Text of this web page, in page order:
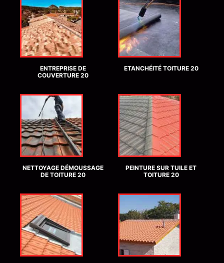
ENTREPRISE DE
COUVERTURE 20
ETANCHÉITÉ TOITURE 20
NETTOYAGE DÉMOUSSAGE
DE TOITURE 20
PEINTURE SUR TUILE ET
TOITURE 20